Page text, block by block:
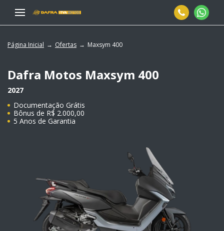
Página Inicial Ofertas Maxsym 400
Dafra Motos Maxsym 400
2027
Documentação Grátis
Bônus de R$ 2.000,00
5 Anos de Garantia